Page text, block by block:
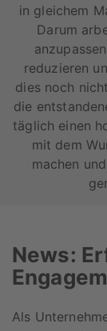
in gleichem
Darum
reduzieren
dies noch
die
täglich einen
mit dem
machen
News:
Als